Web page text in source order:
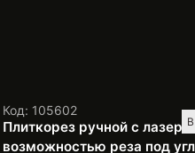
Код: 105602
Плиткорез ручной с
возможностью реза под